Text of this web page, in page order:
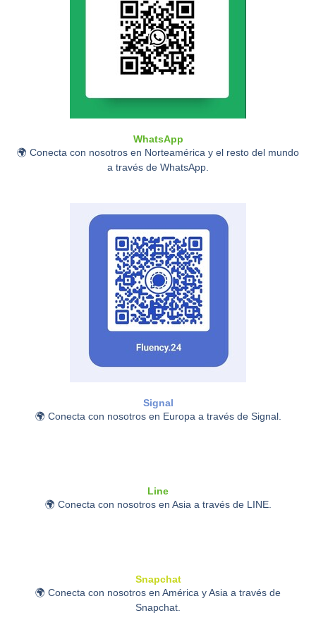
WhatsApp
🌍 Conecta con nosotros en Norteamérica y el resto del mundo
a través de WhatsApp.
Signal
🌍 Conecta con nosotros en Europa a través de Signal.
Line
🌍 Conecta con nosotros en Asia a través de LINE.
Snapchat
🌍 Conecta con nosotros en América y Asia a través de
Snapchat.